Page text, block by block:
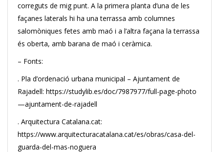
correguts de mig punt. A la primera planta d’una de les
façanes laterals hi ha una terrassa amb columnes
salomòniques fetes amb maó i a l’altra façana la terrassa
és oberta, amb barana de maó i ceràmica.
– Fonts:
. Pla d’ordenació urbana municipal – Ajuntament de
Rajadell: https://studylib.es/doc/7987977/full-page-photo
—ajuntament-de-rajadell
. Arquitectura Catalana.cat:
https://www.arquitecturacatalana.cat/es/obras/casa-del-
guarda-del-mas-noguera